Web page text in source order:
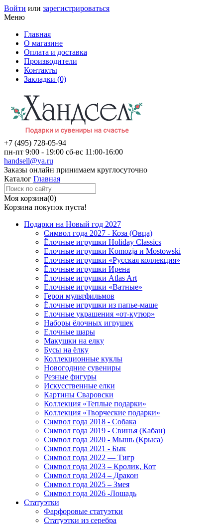
Войти или зарегистрироваться
Меню
Главная
О магазине
Оплата и доставка
Производители
Контакты
Закладки (0)
+7 (495) 728-05-94
пн-пт 9:00 - 19:00 сб-вс 11:00-16:00
handsell@ya.ru
Заказы онлайн принимаем круглосуточно
Каталог Главная
Моя корзина(0)
Корзина покупок пуста!
Подарки на Новый год 2027
Символ года 2027 - Коза (Овца)
Ёлочные игрушки Holiday Classics
Елочные игрушки Komozja и Mostowski
Елочные игрушки «Русская коллекция»
Ёлочные игрушки Ирена
Ёлочные игрушки Atlas Art
Елочные игрушки «Ватные»
Герои мультфильмов
Ёлочные игрушки из папье-маше
Елочные украшения «от-кутюр»
Наборы ёлочных игрушек
Елочные шары
Макушки на елку
Бусы на ёлку
Коллекционные куклы
Новогодние сувениры
Резные фигуры
Искусственные елки
Картины Сваровски
Коллекция «Теплые подарки»
Коллекция «Творческие подарки»
Символ года 2018 - Собака
Символ года 2019 - Свинья (Кабан)
Символ года 2020 - Мышь (Крыса)
Символ года 2021 - Бык
Символ года 2022 — Тигр
Символ года 2023 – Кролик, Кот
Символ года 2024 – Дракон
Символ года 2025 – Змея
Символ года 2026 -Лошадь
Статуэтки
Фарфоровые статуэтки
Статуэтки из серебра